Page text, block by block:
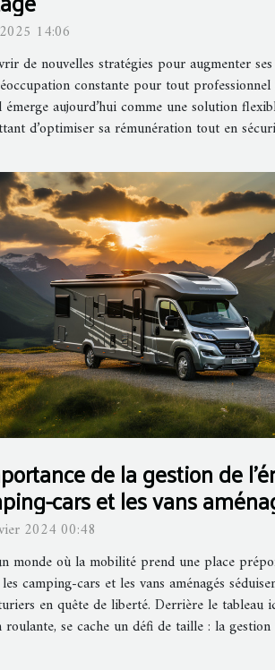
14:06
de nouvelles stratégies pour augmenter
constante pour tout
émerge aujourd’hui comme une solution
d’optimiser sa rémunération tout en
de la gestion de
cars et les vans
2024 00:48
monde où la mobilité prend une place
camping-cars et les vans aménagés
en quête de liberté. Derrière le tableau
roulante, se cache un défi de taille : la gestion